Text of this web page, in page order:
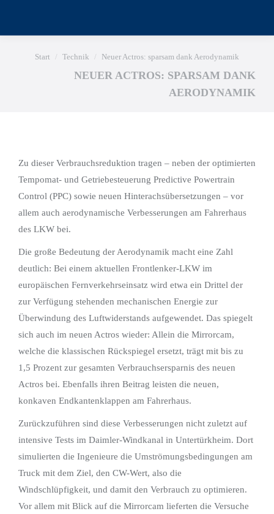
Sie befinden sich hier:
Start Technik Neuer Actros: sparsam dank Aerodynamik
NEUER ACTROS: SPARSAM DANK
AERODYNAMIK
Zu dieser Verbrauchsreduktion tragen – neben der optimierten
Tempomat- und Getriebesteuerung Predictive Powertrain
Control (PPC) sowie neuen Hinterachsübersetzungen – vor
allem auch aerodynamische Verbesserungen am Fahrerhaus
des LKW bei.
Die große Bedeutung der Aerodynamik macht eine Zahl
deutlich: Bei einem aktuellen Frontlenker-LKW im
europäischen Fernverkehrseinsatz wird etwa ein Drittel der
zur Verfügung stehenden mechanischen Energie zur
Überwindung des Luftwiderstands aufgewendet. Das spiegelt
sich auch im neuen Actros wieder: Allein die Mirrorcam,
welche die klassischen Rückspiegel ersetzt, trägt mit bis zu
1,5 Prozent zur gesamten Verbrauchs­ersparnis des neuen
Actros bei. Ebenfalls ihren Beitrag leisten die neuen,
konkaven Endkantenklappen am Fahrerhaus.
Zurückzuführen sind diese Verbesserungen nicht zuletzt auf
intensive Tests im Daimler-Windkanal in Untertürkheim. Dort
simulierten die Ingenieure die Umströmungsbedingungen am
Truck mit dem Ziel, den CW-Wert, also die
Windschlüpfigkeit, und damit den Verbrauch zu optimieren.
Vor allem mit Blick auf die Mirrorcam lieferten die Versuche